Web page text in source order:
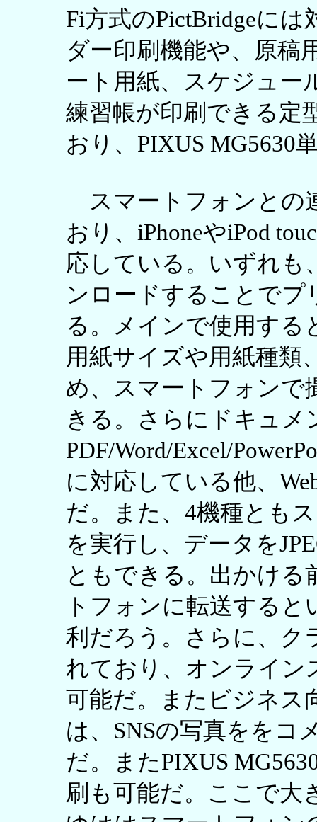
Fi方式のPictBridgeに
ダー印刷機能や、原稿
ート用紙、スケジュー
練習帳が印刷できる定
おり、PIXUS MG5630
スマートフォンとの
おり、iPhoneやiPod
応している。いずれも
ンロードすることで
る。メインで使用する
用紙サイズや用紙種類
め、スマートフォンで
きる。さらにドキュメ
PDF/Word/Excel/
に対応している他、
だ。また、4機種とも
を実行し、データを
ともできる。出かける
トフォンに転送する
利だろう。さらに、ク
れており、オンライン
可能だ。またビジネス
は、SNSの写真ををコ
だ。またPIXUS
刷も可能だ。ここで大